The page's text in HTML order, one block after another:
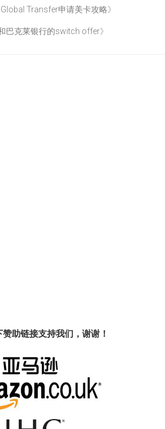
Transfer申请美卡攻略》
巴克莱银行的switch offer》
助链接支持我们，谢谢！